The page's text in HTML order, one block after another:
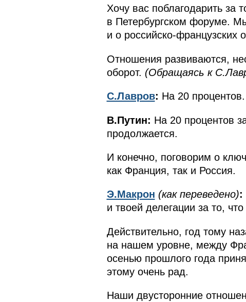
Хочу вас поблагодарить за
в Петербургском форуме.
и о российско-французских
Отношения развиваются,
оборот. (Обращаясь к
С.Лавров: На 20 процентов.
В.Путин: На 20 процентов
продолжается.
И конечно, поговорим о
как Франция, так и Россия.
Э.Макрон (как переведено):
и твоей делегации за то,
Действительно, год тому
на нашем уровне, между
осенью прошлого года
этому очень рад.
Наши двусторонние